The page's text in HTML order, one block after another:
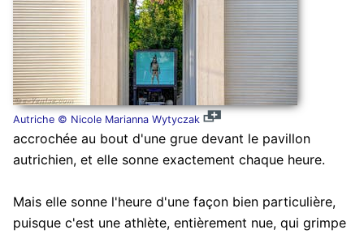
Autriche © Nicole Marianna Wytyczak
accrochée au bout d'une grue devant le pavillon
autrichien, et elle sonne exactement chaque heure.
Mais elle sonne l'heure d'une façon bien particulière,
puisque c'est une athlète, entièrement nue, qui grimpe